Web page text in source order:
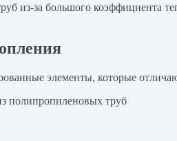
из-за большого коэффициента
элементы, которые